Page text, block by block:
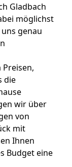
Gladbach
möglichst
genau
die
wir über
von
mit
Ihnen
Budget eine